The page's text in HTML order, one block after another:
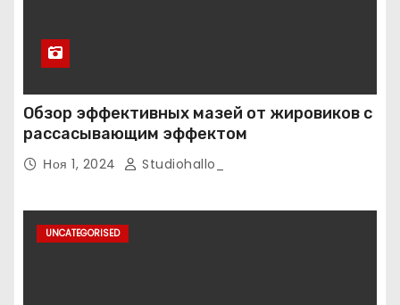
Обзор эффективных мазей от жировиков с
рассасывающим эффектом
Ноя 1, 2024 Studiohallo_
UNCATEGORISED